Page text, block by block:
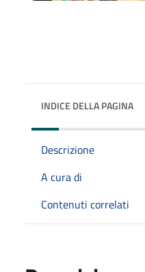
INDICE DELLA PAGINA
Descrizione
A cura di
Contenuti correlati